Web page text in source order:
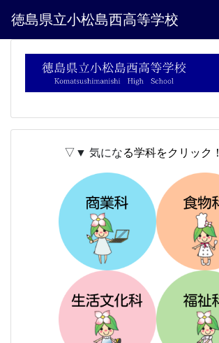
徳島県立小松島西高等学校
▽▼ 気になる学科をクリック！